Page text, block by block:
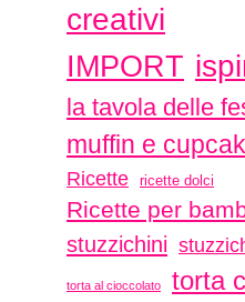
creativi
IMPORT
la tavola delle
muffin e
Ricette ricette dolci
Ricette per
stuzzichini
torta al cioccolato torta